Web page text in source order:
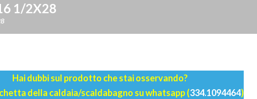
1/2X28
Hai dubbi sul prodotto che stai osservando?
della caldaia/scaldabagno su whatsapp (334.1094464)